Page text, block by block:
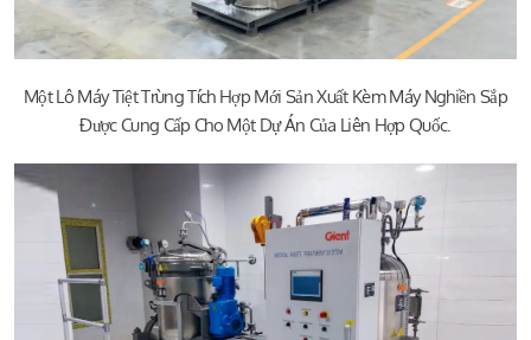
Một Lô Máy Tiệt Trùng Tích Hợp Mới Sản Xuất Kèm Máy Nghiền Sắp
Được Cung Cấp Cho Một Dự Án Của Liên Hợp Quốc.